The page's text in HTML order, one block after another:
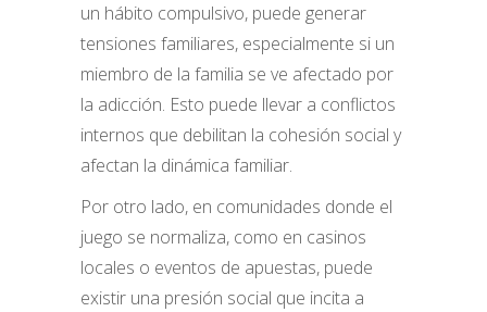
un hábito compulsivo, puede generar
tensiones familiares, especialmente si un
miembro de la familia se ve afectado por
la adicción. Esto puede llevar a conflictos
internos que debilitan la cohesión social y
afectan la dinámica familiar.
Por otro lado, en comunidades donde el
juego se normaliza, como en casinos
locales o eventos de apuestas, puede
existir una presión social que incita a